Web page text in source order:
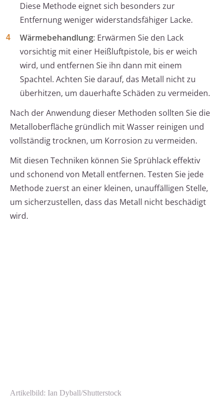
Diese Methode eignet sich besonders zur
Entfernung weniger widerstandsfähiger Lacke.
Wärmebehandlung: Erwärmen Sie den Lack
vorsichtig mit einer Heißluftpistole, bis er weich
wird, und entfernen Sie ihn dann mit einem
Spachtel. Achten Sie darauf, das Metall nicht zu
überhitzen, um dauerhafte Schäden zu vermeiden.
Nach der Anwendung dieser Methoden sollten Sie die
Metalloberfläche gründlich mit Wasser reinigen und
vollständig trocknen, um Korrosion zu vermeiden.
Mit diesen Techniken können Sie Sprühlack effektiv
und schonend von Metall entfernen. Testen Sie jede
Methode zuerst an einer kleinen, unauffälligen Stelle,
um sicherzustellen, dass das Metall nicht beschädigt
wird.
Artikelbild: Ian Dyball/Shutterstock